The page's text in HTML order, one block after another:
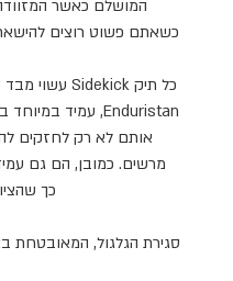
המושלם כאשר
כשאתם פשוט רוצים להישאר
כל תיק
Enduristan, עמיד במיוחד בפני שחיקה וללא
אותם לא רק לחזקים
מרשים. כמובן, הם גם
כך
סגירת הגלגול, המאובטחת